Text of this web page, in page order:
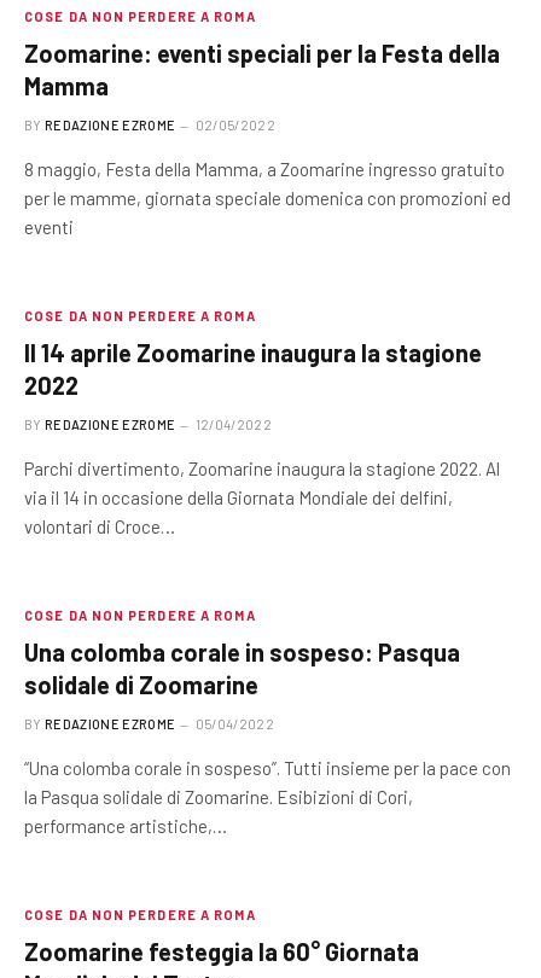
COSE DA NON PERDERE A ROMA
Zoomarine: eventi speciali per la Festa della
Mamma
BY REDAZIONE EZROME 02/05/2022
8 maggio, Festa della Mamma, a Zoomarine ingresso gratuito
per le mamme, giornata speciale domenica con promozioni ed
eventi
COSE DA NON PERDERE A ROMA
Il 14 aprile Zoomarine inaugura la stagione
2022
BY REDAZIONE EZROME 12/04/2022
Parchi divertimento, Zoomarine inaugura la stagione 2022. Al
via il 14 in occasione della Giornata Mondiale dei delfini,
volontari di Croce…
COSE DA NON PERDERE A ROMA
Una colomba corale in sospeso: Pasqua
solidale di Zoomarine
BY REDAZIONE EZROME 05/04/2022
“Una colomba corale in sospeso”. Tutti insieme per la pace con
la Pasqua solidale di Zoomarine. Esibizioni di Cori,
performance artistiche,…
COSE DA NON PERDERE A ROMA
Zoomarine festeggia la 60° Giornata